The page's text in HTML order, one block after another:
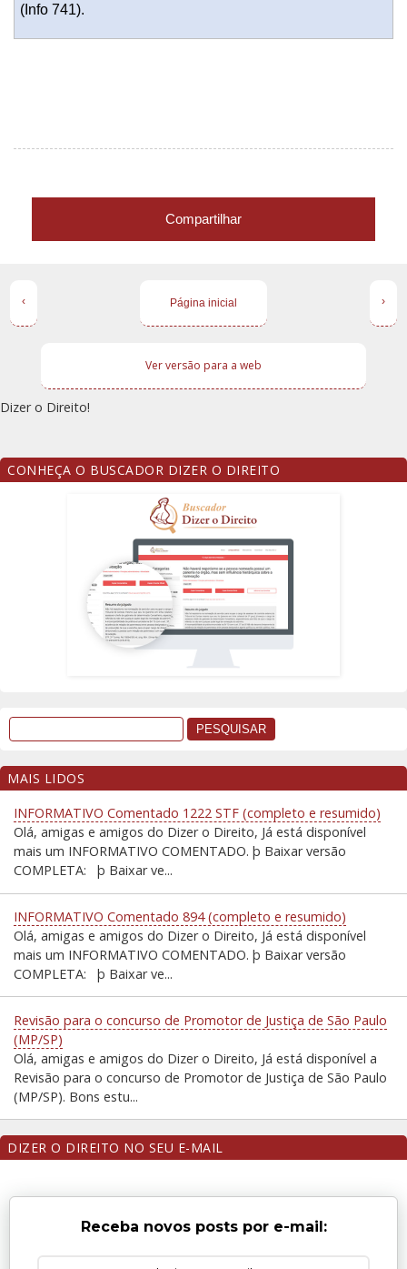
(Info 741).
Compartilhar
‹ ›
Página inicial
Ver versão para a web
Dizer o Direito!
CONHEÇA O BUSCADOR DIZER O DIREITO
MAIS LIDOS
INFORMATIVO Comentado 1222 STF (completo e resumido)
Olá, amigas e amigos do Dizer o Direito, Já está disponível
mais um INFORMATIVO COMENTADO. þ Baixar versão
COMPLETA: þ Baixar ve...
INFORMATIVO Comentado 894 (completo e resumido)
Olá, amigas e amigos do Dizer o Direito, Já está disponível
mais um INFORMATIVO COMENTADO. þ Baixar versão
COMPLETA: þ Baixar ve...
Revisão para o concurso de Promotor de Justiça de São Paulo
(MP/SP)
Olá, amigas e amigos do Dizer o Direito, Já está disponível a
Revisão para o concurso de Promotor de Justiça de São Paulo
(MP/SP). Bons estu...
DIZER O DIREITO NO SEU E-MAIL
Receba novos posts por e-mail: